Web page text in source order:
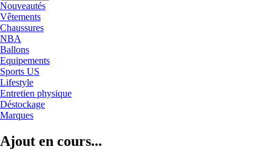
Nouveautés
Vêtements
Chaussures
NBA
Ballons
Equipements
Sports US
Lifestyle
Entretien physique
Déstockage
Marques
Ajout en cours...